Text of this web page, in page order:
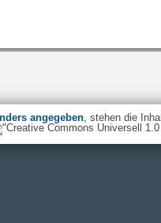
angegeben, stehen die